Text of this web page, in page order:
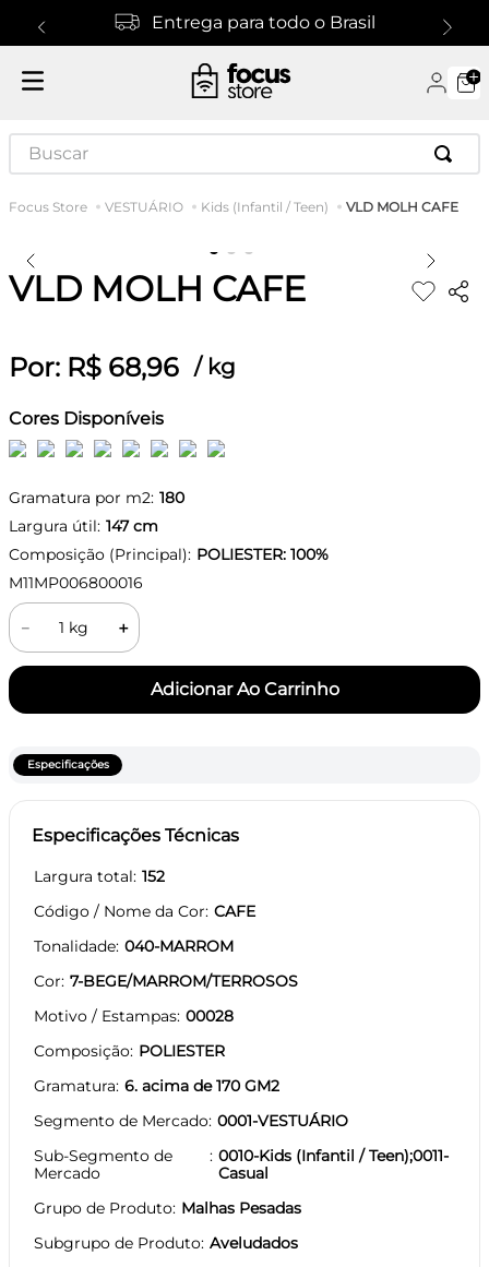
Entrega para todo o Brasil
Buscar
VESTUÁRIO Kids (Infantil / Teen) VLD MOLH CAFE
VLD MOLH CAFE
Por: R$ 68,96 / kg
Cores Disponíveis
Gramatura por m2: 180
Largura útil: 147cm
Composição (Principal): POLIESTER: 100%
M11MP006800016
＋
－
Especificações
Especificações Técnicas
Largura total 152
Código / Nome da Cor CAFE
Tonalidade 040-MARROM
Cor 7-BEGE/MARROM/TERROSOS
Motivo / Estampas 00028
Composição POLIESTER
Gramatura 6. acima de 170 GM2
Segmento de Mercado 0001-VESTUÁRIO
Sub-Segmento de
Mercado
0010-Kids (Infantil / Teen);0011-
Casual
Grupo de Produto Malhas Pesadas
Subgrupo de Produto Aveludados